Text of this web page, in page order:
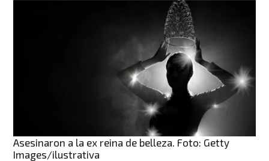
Asesinaron a la ex reina de belleza. Foto: Getty
Images/ilustrativa